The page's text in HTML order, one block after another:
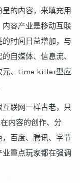
的内容，来填充用
容产业是移动互联
时间日益增加，与
自媒体、信息流、
元、time killer型应
联网一样古老，只
内容的创作、分
百度、腾讯、字节
重点玩家都在强调